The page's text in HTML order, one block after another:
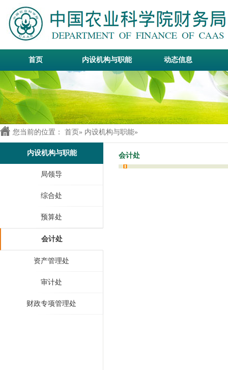
首页 内设机构与职能 动态信息
您当前的位置： 首页 » 内设机构与职能»
内设机构与职能
局领导
综合处
预算处
会计处
资产管理处
审计处
财政专项管理处
会计处